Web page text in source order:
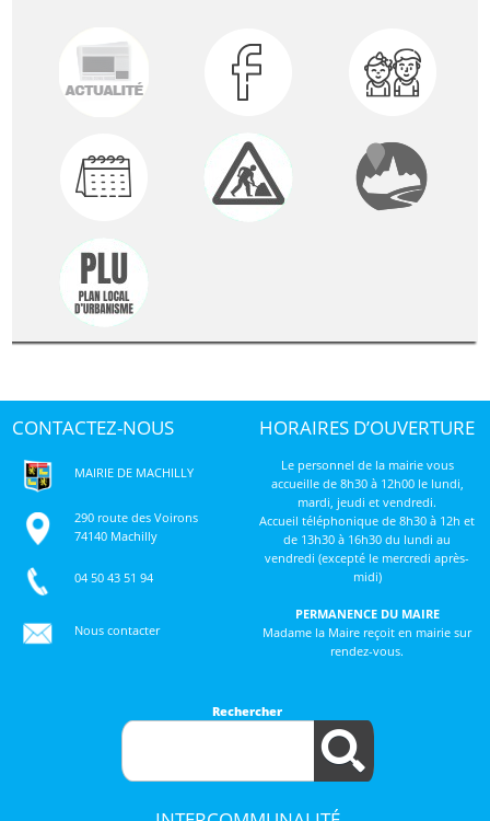
CONTACTEZ-NOUS
MAIRIE DE MACHILLY
290 route des Voirons
74140 Machilly
04 50 43 51 94
Nous contacter
HORAIRES D’OUVERTURE
Le personnel de la mairie vous
accueille de 8h30 à 12h00 le lundi,
mardi, jeudi et vendredi.
Accueil téléphonique de 8h30 à 12h et
de 13h30 à 16h30 du lundi au
vendredi (excepté le mercredi après-
midi)
PERMANENCE DU MAIRE
Madame la Maire reçoit en mairie sur
rendez-vous.
Rechercher